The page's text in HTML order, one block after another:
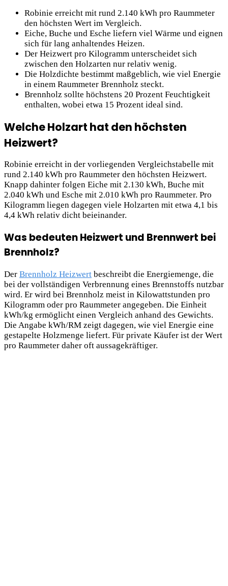
Robinie erreicht mit rund 2.140 kWh pro Raummeter
den höchsten Wert im Vergleich.
Eiche, Buche und Esche liefern viel Wärme und eignen
sich für lang anhaltendes Heizen.
Der Heizwert pro Kilogramm unterscheidet sich
zwischen den Holzarten nur relativ wenig.
Die Holzdichte bestimmt maßgeblich, wie viel Energie
in einem Raummeter Brennholz steckt.
Brennholz sollte höchstens 20 Prozent Feuchtigkeit
enthalten, wobei etwa 15 Prozent ideal sind.
Welche Holzart hat den höchsten
Heizwert?
Robinie erreicht in der vorliegenden Vergleichstabelle mit
rund 2.140 kWh pro Raummeter den höchsten Heizwert.
Knapp dahinter folgen Eiche mit 2.130 kWh, Buche mit
2.040 kWh und Esche mit 2.010 kWh pro Raummeter. Pro
Kilogramm liegen dagegen viele Holzarten mit etwa 4,1 bis
4,4 kWh relativ dicht beieinander.
Was bedeuten Heizwert und Brennwert bei
Brennholz?
Der Brennholz Heizwert beschreibt die Energiemenge, die
bei der vollständigen Verbrennung eines Brennstoffs nutzbar
wird. Er wird bei Brennholz meist in Kilowattstunden pro
Kilogramm oder pro Raummeter angegeben. Die Einheit
kWh/kg ermöglicht einen Vergleich anhand des Gewichts.
Die Angabe kWh/RM zeigt dagegen, wie viel Energie eine
gestapelte Holzmenge liefert. Für private Käufer ist der Wert
pro Raummeter daher oft aussagekräftiger.